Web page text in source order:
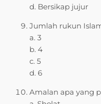
d. Bersikap jujur
Jumlah rukun
a. 3
b. 4
c. 5
d. 6
Amalan apa yang